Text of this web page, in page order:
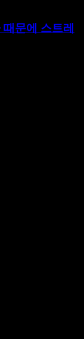
문에 스트레